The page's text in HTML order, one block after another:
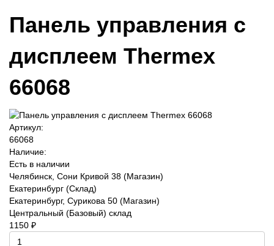
Панель управления с
дисплеем Thermex
66068
Артикул:
66068
Наличие:
Есть в наличии
Челябинск, Сони Кривой 38 (Магазин)
Екатеринбург (Склад)
Екатеринбург, Сурикова 50 (Магазин)
Центральный (Базовый) склад
1150 ₽